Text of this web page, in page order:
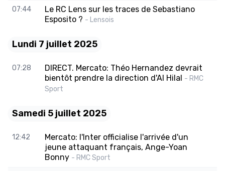
07:44
Le RC Lens sur les traces de Sebastiano
Esposito ? - Lensois
Lundi 7 juillet 2025
07:28
DIRECT. Mercato: Théo Hernandez devrait
bientôt prendre la direction d'Al Hilal - RMC
Sport
Samedi 5 juillet 2025
12:42
Mercato: l'Inter officialise l'arrivée d'un
jeune attaquant français, Ange-Yoan
Bonny - RMC Sport